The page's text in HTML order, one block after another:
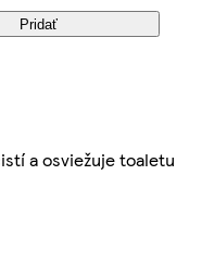
Pridať
a osviežuje toaletu